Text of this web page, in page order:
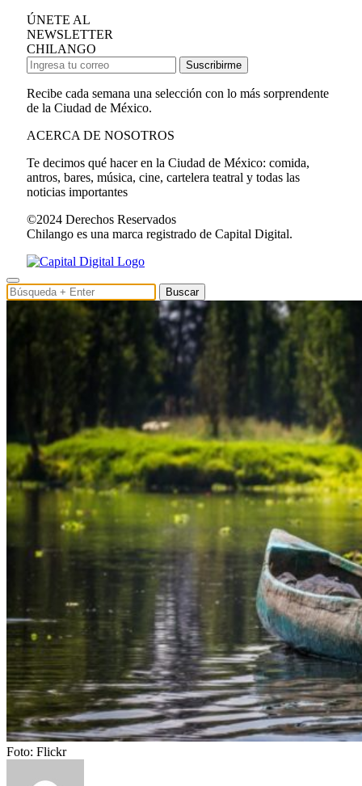
ÚNETE AL
NEWSLETTER
CHILANGO
Suscribirme
Recibe cada semana una selección con lo más sorprendente
de la Ciudad de México.
ACERCA DE NOSOTROS
Te decimos qué hacer en la Ciudad de México: comida,
antros, bares, música, cine, cartelera teatral y todas las
noticias importantes
©2024 Derechos Reservados
Chilango es una marca registrado de Capital Digital.
Buscar
Foto: Flickr